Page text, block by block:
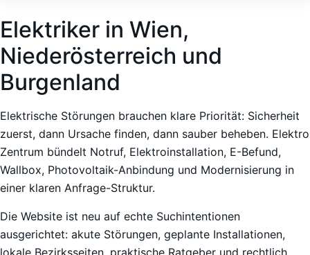
Elektriker in Wien,
Niederösterreich und
Burgenland
Elektrische Störungen brauchen klare Priorität: Sicherheit
zuerst, dann Ursache finden, dann sauber beheben. Elektro
Zentrum bündelt Notruf, Elektroinstallation, E-Befund,
Wallbox, Photovoltaik-Anbindung und Modernisierung in
einer klaren Anfrage-Struktur.
Die Website ist neu auf echte Suchintentionen
ausgerichtet: akute Störungen, geplante Installationen,
lokale Bezirksseiten, praktische Ratgeber und rechtlich